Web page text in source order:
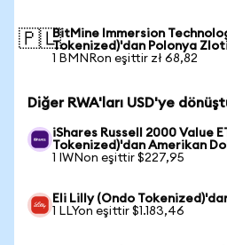
🇵🇱BitMine Immersion
Tokenized)'dan Polonya
1 BMNRon eşittir zł 68,82
Diğer RWA'ları USD'ye
iShares Russell 2000 Value
Tokenized)'dan Amerikan
1 IWNon eşittir $227,95
Eli Lilly (Ondo
1 LLYon eşittir $1.183,46